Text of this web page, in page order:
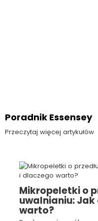
Poradnik Essensey
Przeczytaj więcej artykułów
Mikropeletki o
uwalnianiu:
warto?